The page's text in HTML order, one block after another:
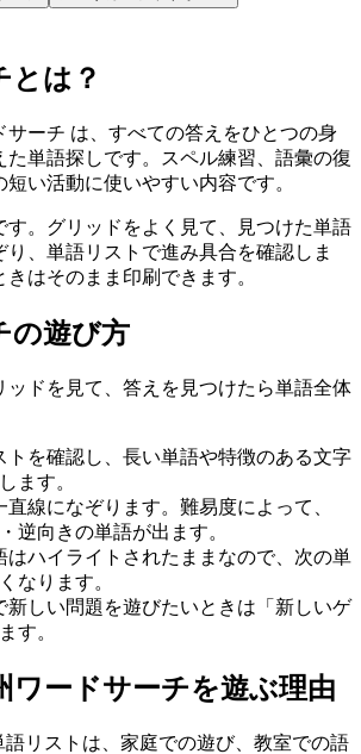
とは？
サーチ は、すべての答えをひとつの身
た単語探しです。スペル練習、語彙の復
い活動に使いやすい内容です。
す。グリッドをよく見て、見つけた単語
り、単語リストで進み具合を確認しま
はそのまま印刷できます。
の遊び方
ッドを見て、答えを見つけたら単語全体
トを確認し、長い単語や特徴のある文字
ます。
直線になぞります。難易度によって、
逆向きの単語が出ます。
はハイライトされたままなので、次の単
なります。
新しい問題を遊びたいときは「新しいゲ
す。
ワードサーチを遊ぶ理由
語リストは、家庭での遊び、教室での語